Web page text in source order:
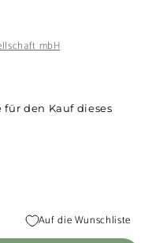
mbH
den Kauf dieses
Auf die Wunschliste